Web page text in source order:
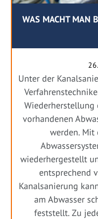
WAS MACHT MAN
Unter der
Wiederherstellung
vorhandenen
werden. Mit
wiederhergestellt
entsprechend
Kanalsanierung
am Abwasser
feststellt. Zu